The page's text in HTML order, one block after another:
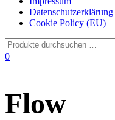
Datenschutzerklärung
Cookie Policy (EU)
0
Flow